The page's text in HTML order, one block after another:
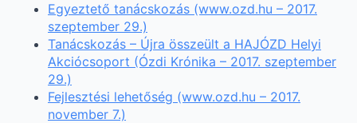
Egyeztető tanácskozás (www.ozd.hu – 2017.
szeptember 29.)
Tanácskozás – Újra összeült a HAJÓZD Helyi
Akciócsoport (Ózdi Krónika – 2017. szeptember
29.)
Fejlesztési lehetőség (www.ozd.hu – 2017.
november 7.)